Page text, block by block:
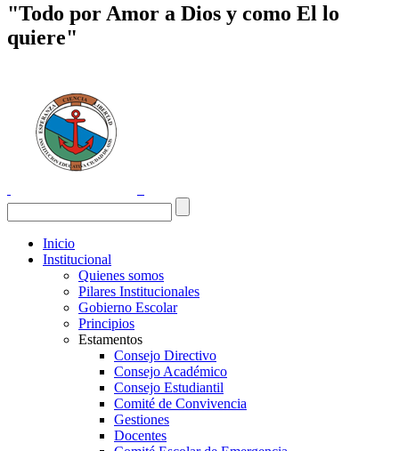
"Todo por Amor a Dios y como El lo
quiere"
Inicio
Institucional
Quienes somos
Pilares Institucionales
Gobierno Escolar
Principios
Estamentos
Consejo Directivo
Consejo Académico
Consejo Estudiantil
Comité de Convivencia
Gestiones
Docentes